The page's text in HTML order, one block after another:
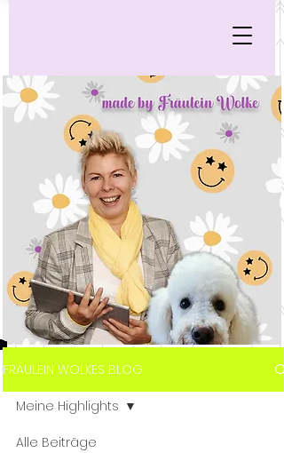
FRÄULEIN WOLKES BLOG
Alle Beiträge
Meine Highlights